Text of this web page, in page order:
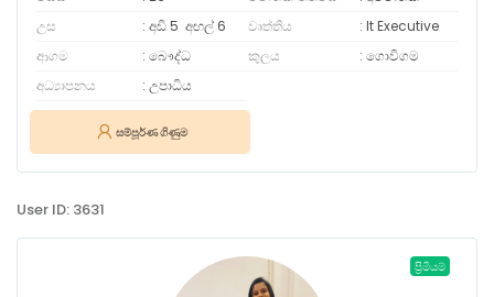
උස
අඩි 5 අඟල් 6 වෘත්තිය
It Executive
ආගම
බෞද්ධ කුලය
ගොවිගම
අධ්‍යාපනය
උපාධිය
සම්පූර්ණ ගිණුම
User ID: 3631
ප්‍රිමියම්